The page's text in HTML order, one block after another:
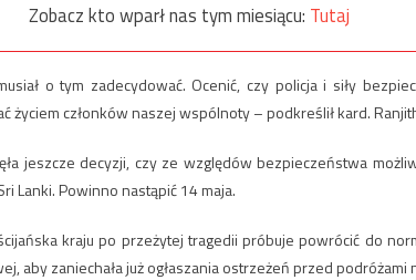
Zobacz kto wparł nas tym miesiącu: Tutaj
o tym zadecydować. Ocenić, czy policja i siły
życiem członków naszej wspólnoty – podkreślił kard.
jeszcze decyzji, czy ze względów bezpieczeństwa
Lanki. Powinno nastąpić 14 maja.
kraju po przeżytej tragedii próbuje powrócić do
aby zaniechała już ogłaszania ostrzeżeń przed podróżami